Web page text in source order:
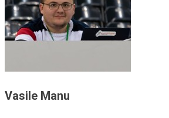
Vasile Manu